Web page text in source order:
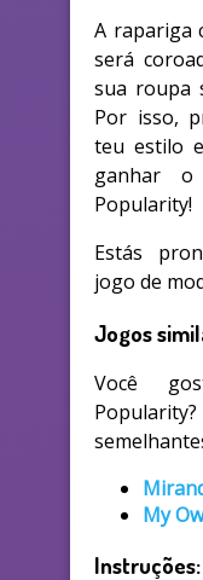
A rapariga
será
sua roupa
Por isso,
teu estilo
ganhar
Popularity!
Estás
jogo de
Jogos
Você
My
Instruções: